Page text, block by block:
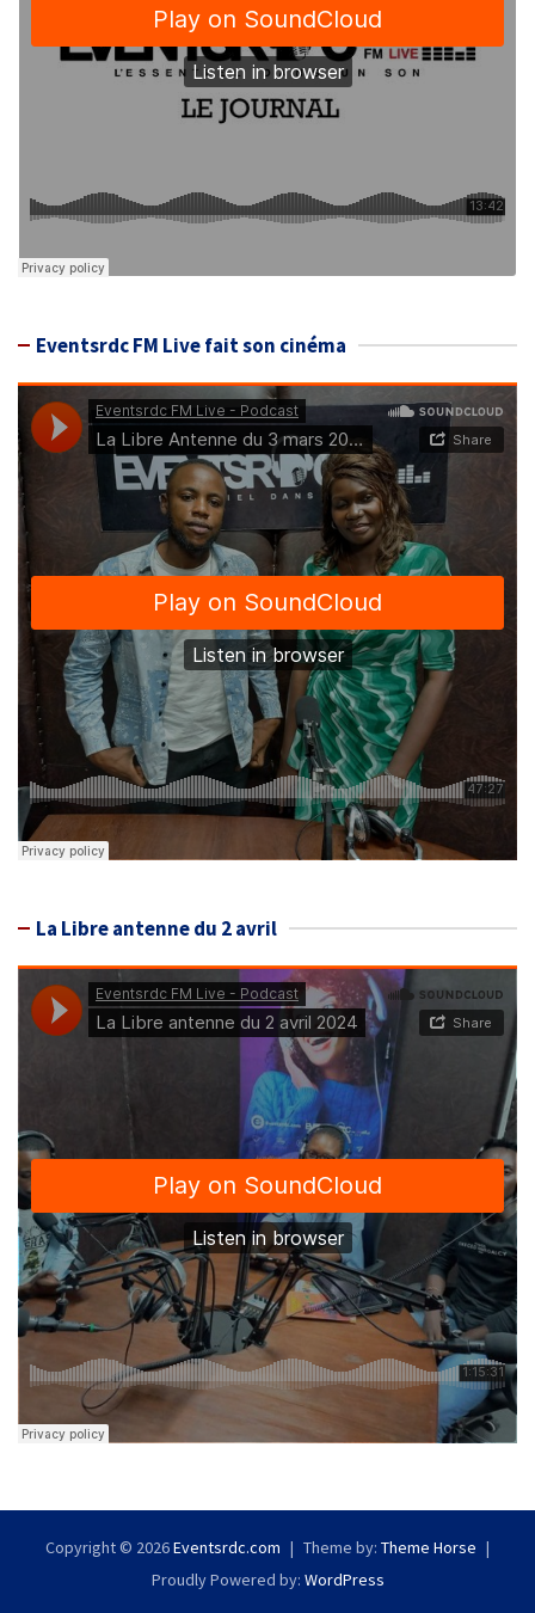
Eventsrdc FM Live fait son cinéma
La Libre antenne du 2 avril
Copyright © 2026Eventsrdc.com Theme by: Theme Horse
Proudly Powered by: WordPress